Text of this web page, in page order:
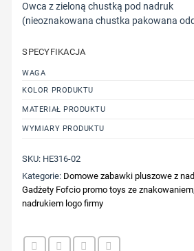
Owca z zieloną chustką pod nadruk
(nieoznakowana chustka pakowana
SPECYFIKACJA
WAGA
KOLOR PRODUKTU
MATERIAŁ PRODUKTU
WYMIARY PRODUKTU
SKU: HE316-02
Kategorie: Domowe zabawki pluszowe z
Gadżety Fofcio promo toys ze znakowaniem
nadrukiem logo firmy